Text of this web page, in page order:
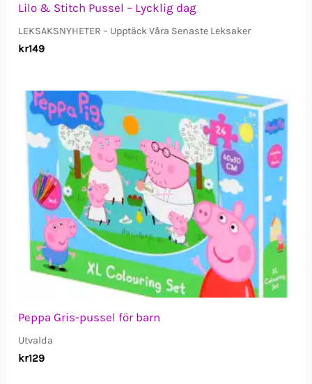
Lilo & Stitch Pussel – Lycklig dag
LEKSAKSNYHETER – Upptäck Våra Senaste Leksaker
kr149
Peppa Gris-pussel för barn
Utvalda
kr129